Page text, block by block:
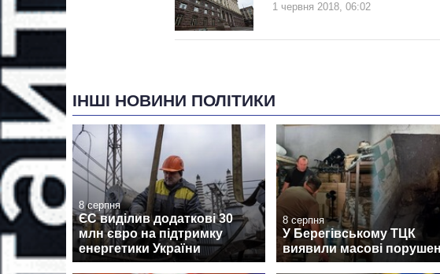
1 червня 2018, 06:02
ІНШІ НОВИНИ ПОЛІТИКИ
8 серпня
ЄС виділив додаткові 30
млн євро на підтримку
енергетики України
8 серпня
У Берегівському ТЦК
виявили масові